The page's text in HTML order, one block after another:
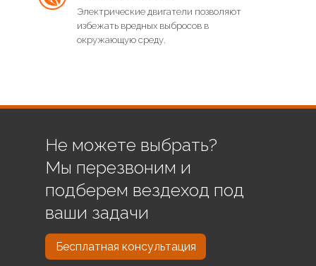
Электрические двигатели позволяют
избежать вредных выбросов в
окружающую среду.
Не можете выбрать?
Мы перезвоним и
подберем вездеход под
ваши задачи
Бесплатная консультация